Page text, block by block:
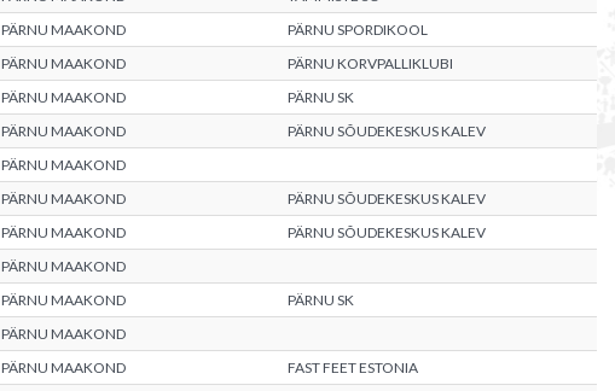
PÄRNU MAAKOND
PÄRNU SPORDIKOOL
PÄRNU MAAKOND
PÄRNU KORVPALLIKLUBI
PÄRNU MAAKOND
PÄRNU SK
PÄRNU MAAKOND
PÄRNU SÕUDEKESKUS KALEV
PÄRNU MAAKOND
PÄRNU MAAKOND
PÄRNU SÕUDEKESKUS KALEV
PÄRNU MAAKOND
PÄRNU SÕUDEKESKUS KALEV
PÄRNU MAAKOND
PÄRNU MAAKOND
PÄRNU SK
PÄRNU MAAKOND
PÄRNU MAAKOND
FAST FEET ESTONIA